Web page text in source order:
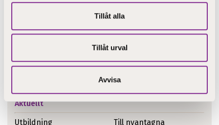
Tillåt alla
Tillåt urval
Avvisa
Aktuellt
Utbildning Till nyantagna